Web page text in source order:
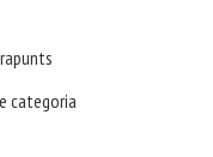
categoria